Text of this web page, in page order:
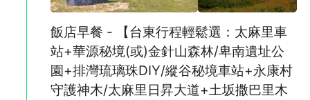
飯店早餐 - 【台東行程輕鬆選：太麻里車
站+華源秘境(或)金針山森林/卑南遺址公
園+排灣琉璃珠DIY/縱谷秘境車站+永康村
守護神木/太麻里日昇大道+土坂撒巴里木